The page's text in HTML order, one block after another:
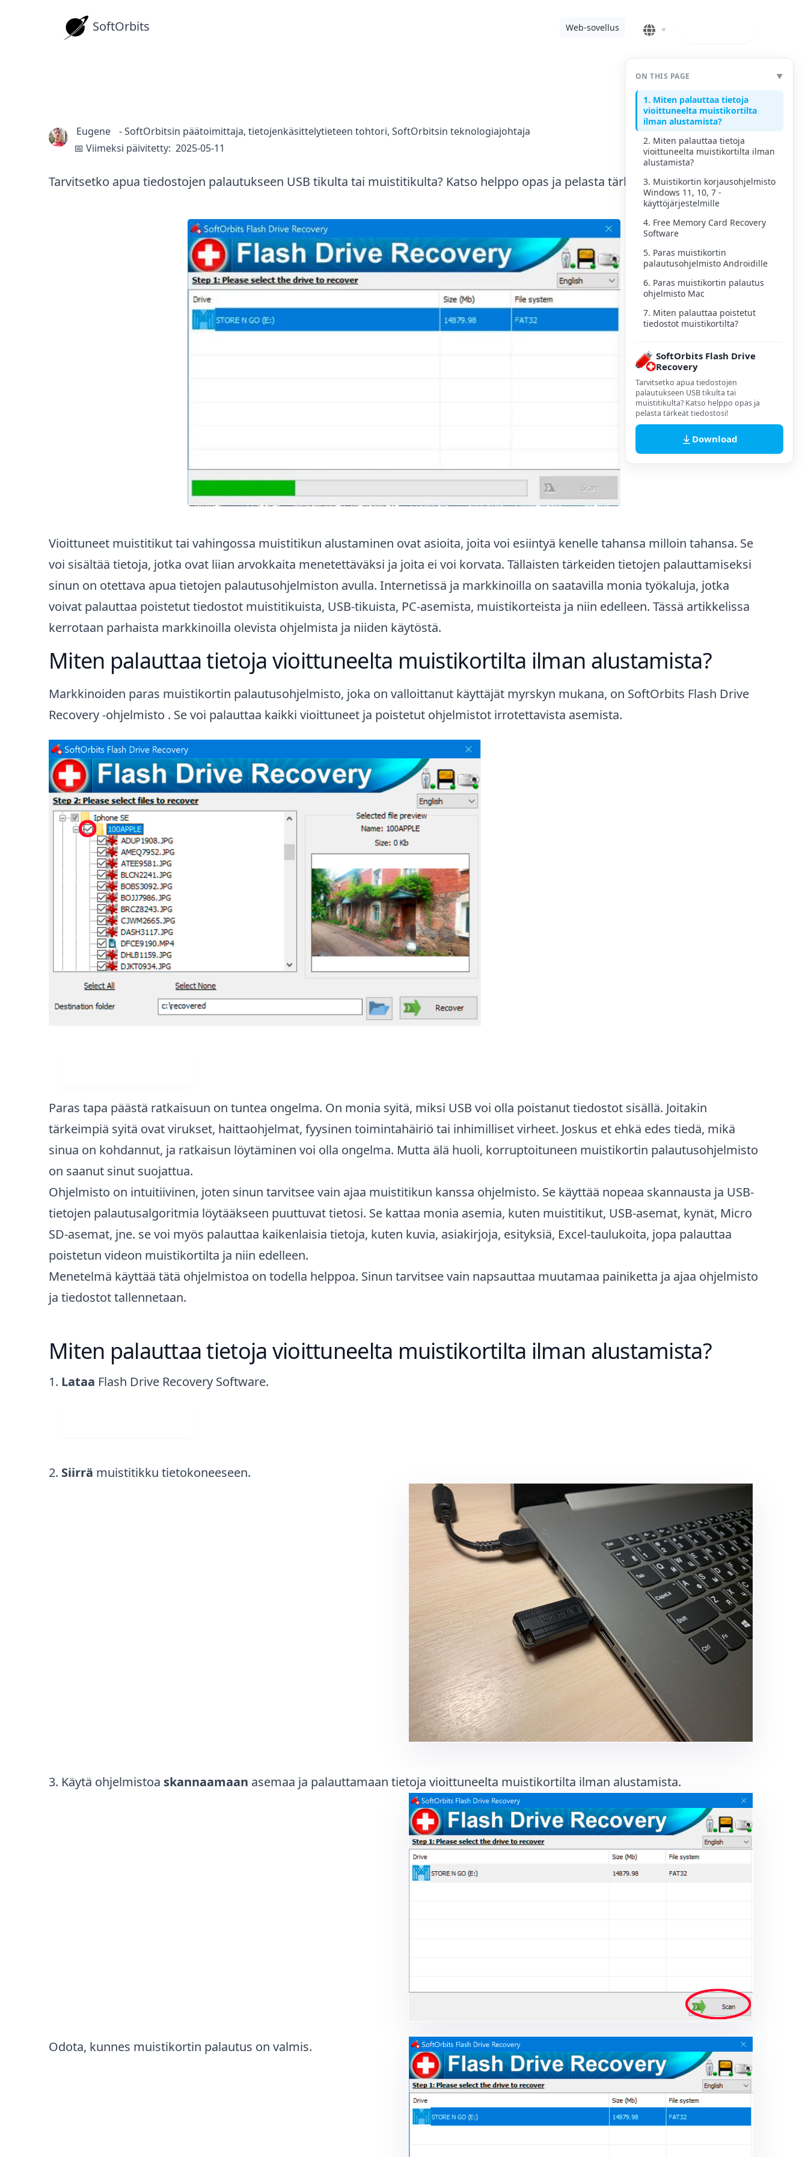
SoftOrbits Web-sovellus
Eugene -SoftOrbitsin päätoimittaja, tietojenkäsittelytieteen tohtori, SoftOrbitsin teknologiajohtaja
📅 Viimeksi päivitetty: 2025-05-11
Tarvitsetko apua tiedostojen palautukseen USB tikulta tai muistitikulta? Katso helppo opas ja pelasta tärkeät tiedostosi!
Vioittuneet muistitikut tai vahingossa muistitikun alustaminen ovat asioita, joita voi esiintyä kenelle tahansa milloin tahansa. Se
voi sisältää tietoja, jotka ovat liian arvokkaita menetettäväksi ja joita ei voi korvata. Tällaisten tärkeiden tietojen palauttamiseksi
sinun on otettava apua tietojen palautusohjelmiston avulla. Internetissä ja markkinoilla on saatavilla monia työkaluja, jotka
voivat palauttaa poistetut tiedostot muistitikuista, USB-tikuista, PC-asemista, muistikorteista ja niin edelleen. Tässä artikkelissa
kerrotaan parhaista markkinoilla olevista ohjelmista ja niiden käytöstä.
Miten palauttaa tietoja vioittuneelta muistikortilta ilman alustamista?
Markkinoiden paras muistikortin palautusohjelmisto, joka on valloittanut käyttäjät myrskyn mukana, on SoftOrbits Flash Drive
Recovery-ohjelmisto . Se voi palauttaa kaikki vioittuneet ja poistetut ohjelmistot irrotettavista asemista.
Paras tapa päästä ratkaisuun on tuntea ongelma. On monia syitä, miksi USB voi olla poistanut tiedostot sisällä. Joitakin
tärkeimpiä syitä ovat virukset, haittaohjelmat, fyysinen toimintahäiriö tai inhimilliset virheet. Joskus et ehkä edes tiedä, mikä
sinua on kohdannut, ja ratkaisun löytäminen voi olla ongelma. Mutta älä huoli, korruptoituneen muistikortin palautusohjelmisto
on saanut sinut suojattua.
Ohjelmisto on intuitiivinen, joten sinun tarvitsee vain ajaa muistitikun kanssa ohjelmisto. Se käyttää nopeaa skannausta ja USB-
tietojen palautusalgoritmia löytääkseen puuttuvat tietosi. Se kattaa monia asemia, kuten muistitikut, USB-asemat, kynät, Micro
SD-asemat, jne. se voi myös palauttaa kaikenlaisia tietoja, kuten kuvia, asiakirjoja, esityksiä, Excel-taulukoita, jopa palauttaa
poistetun videon muistikortilta ja niin edelleen.
Menetelmä käyttää tätä ohjelmistoa on todella helppoa. Sinun tarvitsee vain napsauttaa muutamaa painiketta ja ajaa ohjelmisto
ja tiedostot tallennetaan.
Miten palauttaa tietoja vioittuneelta muistikortilta ilman alustamista?
Lataa Flash Drive Recovery Software.
Siirrä muistitikku tietokoneeseen.
Käytä ohjelmistoa skannaamaan asemaa ja palauttamaan tietoja vioittuneelta muistikortilta ilman alustamista.
Odota, kunnes muistikortin palautus on valmis.
ON THIS PAGE ▼
1. Miten palauttaa tietoja
vioittuneelta muistikortilta
ilman alustamista?
2. Miten palauttaa tietoja
vioittuneelta muistikortilta ilman
alustamista?
3. Muistikortin korjausohjelmisto
Windows 11, 10, 7 -
käyttöjärjestelmille
4. Free Memory Card Recovery
Software
5. Paras muistikortin
palautusohjelmisto Androidille
6. Paras muistikortin palautus
ohjelmisto Mac
7. Miten palauttaa poistetut
tiedostot muistikortilta?
SoftOrbits Flash Drive
Recovery
Tarvitsetko apua tiedostojen
palautukseen USB tikulta tai
muistitikulta? Katso helppo opas ja
pelasta tärkeät tiedostosi!
Download